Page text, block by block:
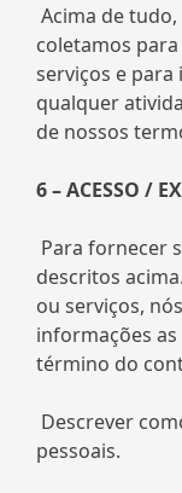
Acima de
coletamos
serviços e
qualquer
de nossos
6 – ACESSO /
Para fornecer
descritos
ou serviços,
informações
término do
Descrever
pessoais.